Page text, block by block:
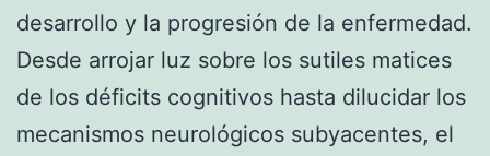
desarrollo y la progresión de la enfermedad.
Desde arrojar luz sobre los sutiles matices
de los déficits cognitivos hasta dilucidar los
mecanismos neurológicos subyacentes, el